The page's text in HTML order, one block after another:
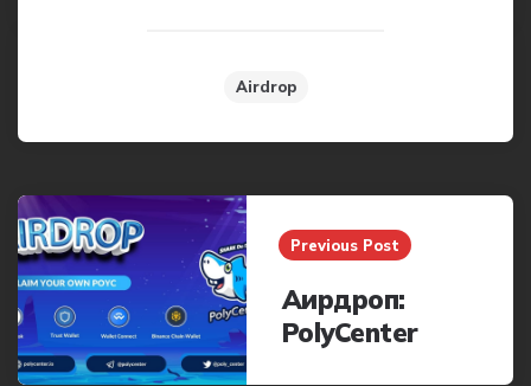
Airdrop
Post
navigation
Previous Post
Аирдроп:
PolyCenter